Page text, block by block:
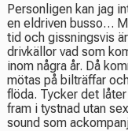
Personligen kan jag
en eldriven busso…
tid och gissningsvis
drivkällor vad som
inom några år. Då
mötas på bilträffar
flöda. Tycker det
fram i tystnad utan
sound som